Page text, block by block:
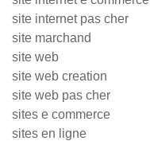
site internet pas cher
site marchand
site web
site web creation
site web pas cher
sites e commerce
sites en ligne